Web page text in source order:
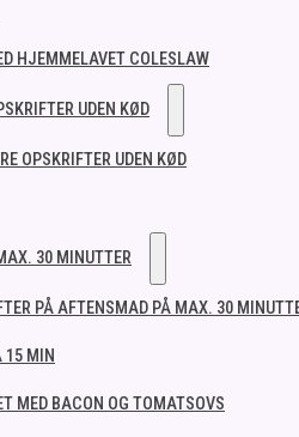
HJEMMELAVET COLESLAW
UDEN KØD
OPSKRIFTER UDEN KØD
30 MINUTTER
PÅ AFTENSMAD PÅ MAX. 30
15 MIN
MED BACON OG TOMATSOVS